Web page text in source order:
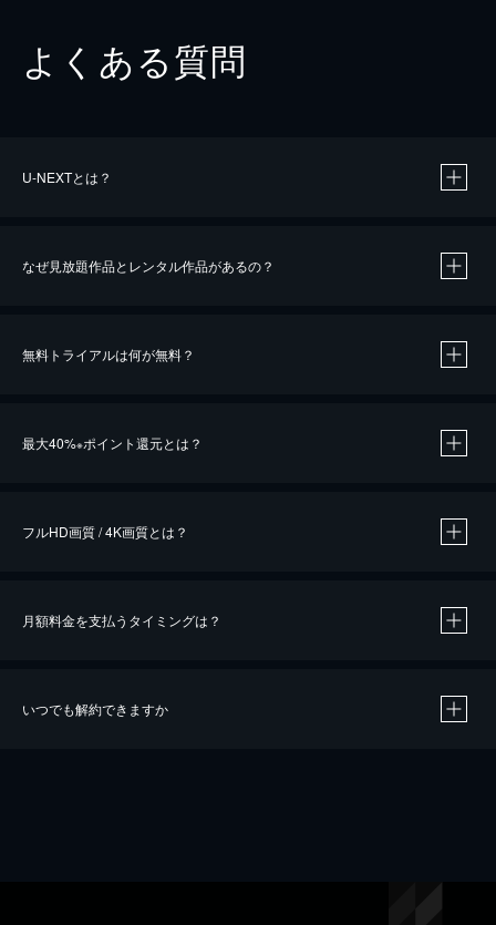
よくある質問
U-NEXTとは？
なぜ見放題作品とレンタル作品があるの？
無料トライアルは何が無料？
最大40%※ポイント還元とは？
※40％ポイント還元の対象は、クレジットカード決済による作品の購入 / レンタルです。
iOSアプリのUコイン決済による作品の購入 / レンタルは、20％のポイント還元です。
フルHD画質 / 4K画質とは？
月額料金を支払うタイミングは？
いつでも解約できますか